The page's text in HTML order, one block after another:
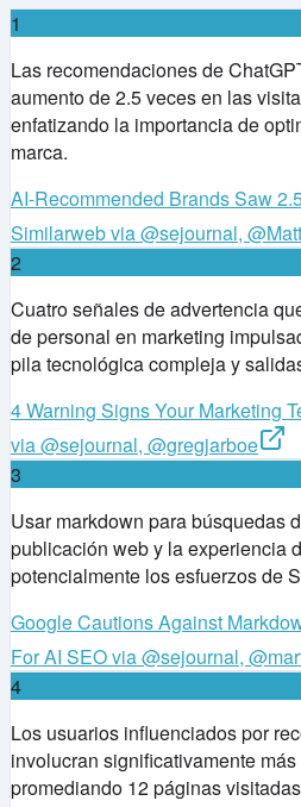
1
Las recomendaciones de
aumento de 2.5 veces en las
enfatizando la importancia de
marca.
AI-Recommended Brands Saw
Similarweb via @sejournal,
2
Cuatro señales de advertencia
de personal en marketing
pila tecnológica compleja y
4 Warning Signs Your Marketing
via @sejournal, @gregjarboe
3
Usar markdown para búsquedas
publicación web y la experiencia
potencialmente los esfuerzos de
Google Cautions Against
For AI SEO via @sejournal,
4
Los usuarios influenciados por
involucran significativamente
promediando 12 páginas